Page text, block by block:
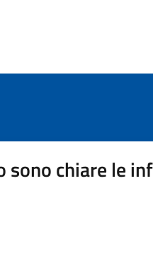
sono chiare le